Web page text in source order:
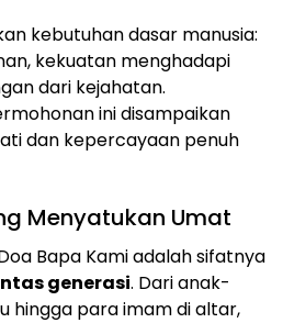
kebutuhan dasar manusia:
kekuatan menghadapi
dari kejahatan.
ini disampaikan
dan kepercayaan penuh
Menyatukan Umat
Bapa Kami adalah sifatnya
generasi. Dari anak-
hingga para imam di altar,